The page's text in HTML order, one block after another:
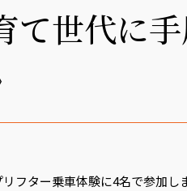
て世代に
フター乗車体験に4名で参加